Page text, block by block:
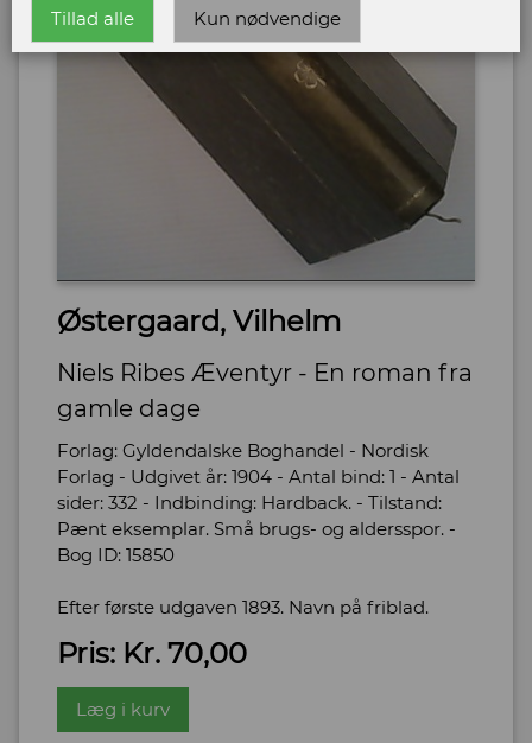
Østergaard, Vilhelm
Niels Ribes Æventyr - En roman fra
gamle dage
Forlag: Gyldendalske Boghandel - Nordisk
Forlag - Udgivet år: 1904 - Antal bind: 1 - Antal
sider: 332 - Indbinding: Hardback. - Tilstand:
Pænt eksemplar. Små brugs- og aldersspor. -
Bog ID: 15850
Efter første udgaven 1893. Navn på friblad.
Pris: Kr. 70,00
Læg i kurv
Tillad alle Kun nødvendige